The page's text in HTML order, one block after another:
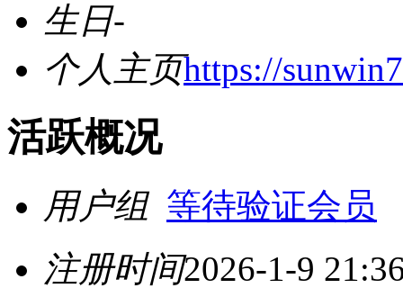
生日-
个人主页https://
活跃概况
用户组 等待验证会员
注册时间2026-1-9